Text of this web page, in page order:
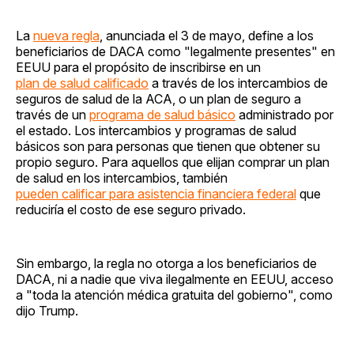
La nueva regla , anunciada el 3 de mayo, define a los
beneficiarios de DACA como "legalmente presentes" en
EEUU para el propósito de inscribirse en un
plan de salud calificado a través de los intercambios de
seguros de salud de la ACA, o un plan de seguro a
través de un programa de salud básico administrado por
el estado. Los intercambios y programas de salud
básicos son para personas que tienen que obtener su
propio seguro. Para aquellos que elijan comprar un plan
de salud en los intercambios, también
pueden calificar para asistencia financiera federal que
reduciría el costo de ese seguro privado.
Sin embargo, la regla no otorga a los beneficiarios de
DACA, ni a nadie que viva ilegalmente en EEUU, acceso
a "toda la atención médica gratuita del gobierno", como
dijo Trump.